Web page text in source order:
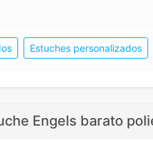
Estuches personalizados
Engels barato